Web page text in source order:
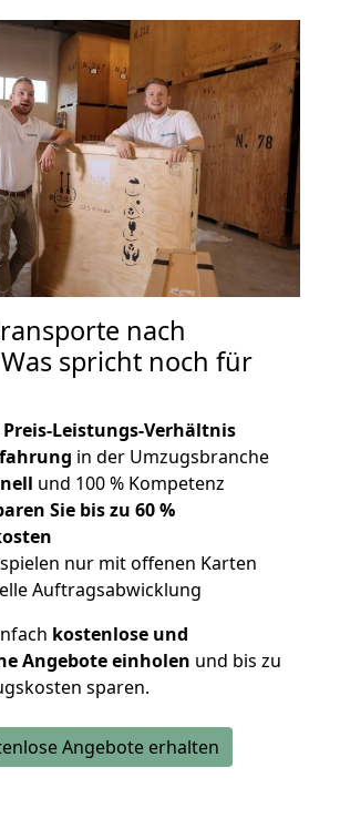
nach
spricht noch für
Leistungs-Verhältnis
in der Umzugsbranche
und 100 % Kompetenz
Sie bis zu 60 %
nur mit offenen Karten
Auftragsabwicklung
kostenlose und
Angebote einholen und bis zu
sparen.
Angebote erhalten